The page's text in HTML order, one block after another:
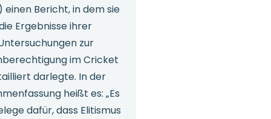
einen Bericht, in dem sie
Ergebnisse ihrer
zur
im Cricket
darlegte. In der
heißt es: „Es
dafür, dass Elitismus